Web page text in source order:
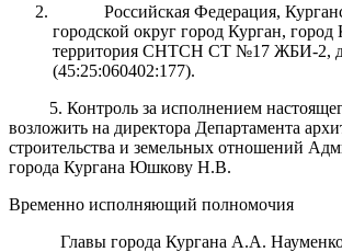
Российская Федерация,
городской округ город Курган, город
территория СНТСН СТ №17 ЖБИ-2,
(45:25:060402:177).
5.Контроль за исполнением
возложить на директора Департамента
строительства и земельных отношений
города Кургана Юшкову Н.В.
Временно исполняющий полномочия
Главы города Кургана А.А.